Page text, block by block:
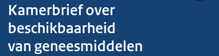
Kamerbrief over
beschikbaarheid
van geneesmiddelen